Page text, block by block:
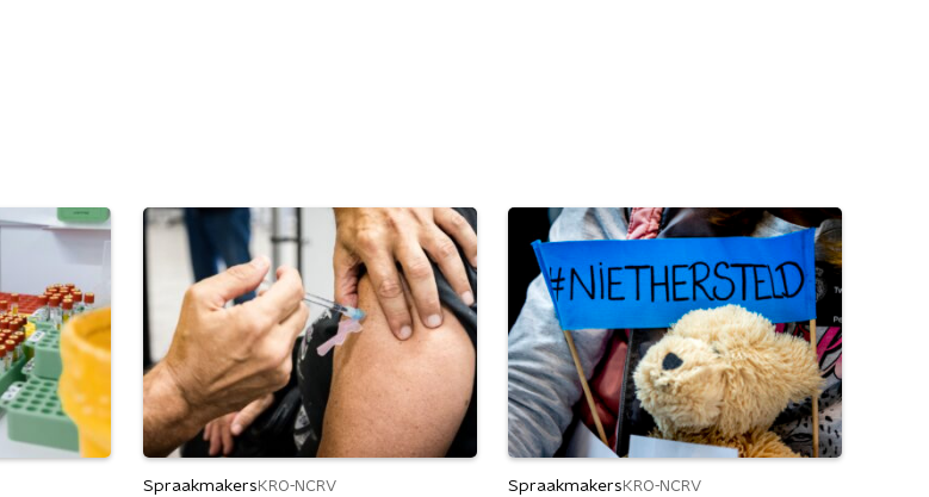
Spraakmakers KRO-NCRV Spraakmakers KRO-NCRV